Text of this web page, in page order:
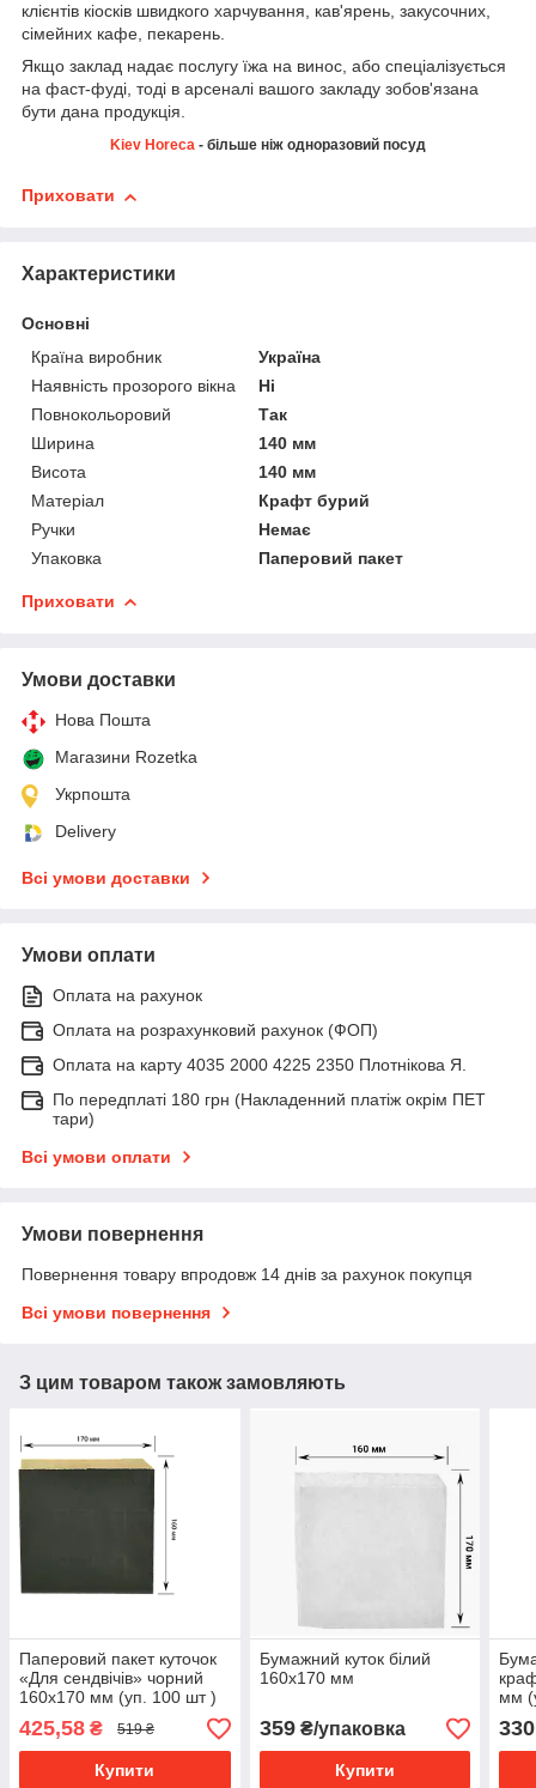
клієнтів кіосків швидкого харчування, кав'ярень, закусочних,
сімейних кафе, пекарень.
Якщо заклад надає послугу їжа на винос, або спеціалізується
на фаст-фуді, тоді в арсеналі вашого закладу зобов'язана
бути дана продукція.
Kiev Horeca - більше ніж одноразовий посуд
Приховати
Характеристики
Основні
Країна виробник
Україна
Наявність прозорого вікна
Ні
Повнокольоровий
Так
Ширина
140 мм
Висота
140 мм
Матеріал
Крафт бурий
Ручки
Немає
Упаковка
Паперовий пакет
Приховати
Умови доставки
Нова Пошта
Магазини Rozetka
Укрпошта
Delivery
Всі умови доставки
Умови оплати
Оплата на рахунок
Оплата на розрахунковий рахунок (ФОП)
Оплата на карту 4035 2000 4225 2350 Плотнікова Я.
По передплаті 180 грн (Накладенний платіж окрім ПЕТ
тари)
Всі умови оплати
Умови повернення
Повернення товару впродовж 14 днів за рахунок покупця
Всі умови повернення
З цим товаром також замовляють
Паперовий пакет куточок
«Для сендвічів» чорний
160х170 мм (уп. 100 шт )
425,58 ₴ 519 ₴
Купити
Бумажний куток білий
160х170 мм
359₴/упаковка
Купити
мм
330